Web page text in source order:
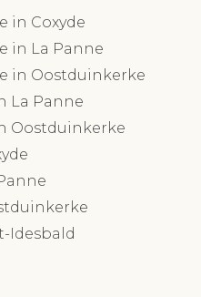
in Coxyde
in La Panne
in Oostduinkerke
La Panne
Oostduinkerke
Idesbald